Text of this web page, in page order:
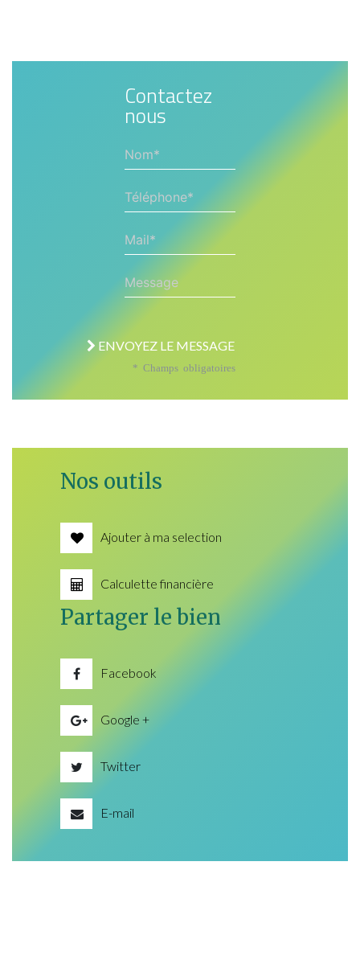
Contactez
nous
Nom*
Téléphone*
Mail*
Message
ENVOYEZ LE MESSAGE
* Champs obligatoires
Nos outils
Ajouter à ma selection
Calculette financière
Partager le bien
Facebook
Google +
Twitter
E-mail